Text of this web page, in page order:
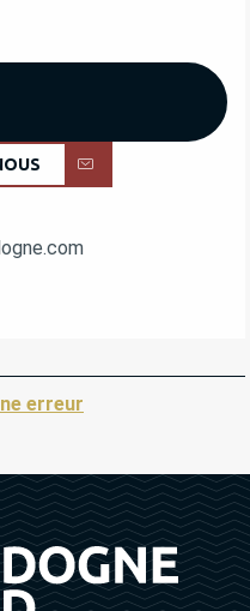
erreur